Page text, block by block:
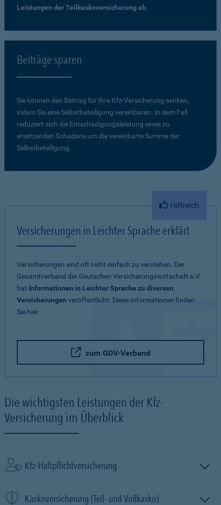
Leistungen der Teilkaskoversicherung ab.
Beiträge sparen
Sie können den Beitrag für Ihre Kfz-Versicherung senken,
indem Sie eine Selbstbeteiligung vereinbaren. In dem Fall
reduziert sich die Entschädigungsleistung eines zu
ersetzenden Schadens um die vereinbarte Summe der
Selbstbeteiligung.
Hilfreich
Versicherungen in Leichter Sprache erklärt
Versicherungen sind oft nicht einfach zu verstehen. Der
Gesamtverband der Deutschen Versicherungswirtschaft e.V.
hat Informationen in Leichter Sprache zu diversen
Versicherungen veröffentlicht. Diese Informationen finden
Sie hier.
zum GDV-Verband
Die wichtigsten Leistungen der Kfz-
Versicherung im Überblick
Kfz-Haftpflichtversicherung
Kaskoversicherung (Teil- und Vollkasko)